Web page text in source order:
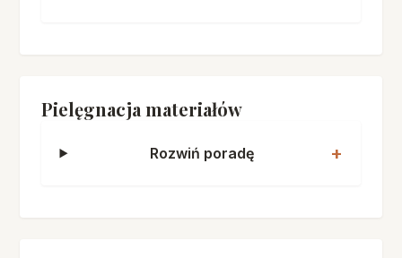
Pielęgnacja materiałów
Rozwiń poradę